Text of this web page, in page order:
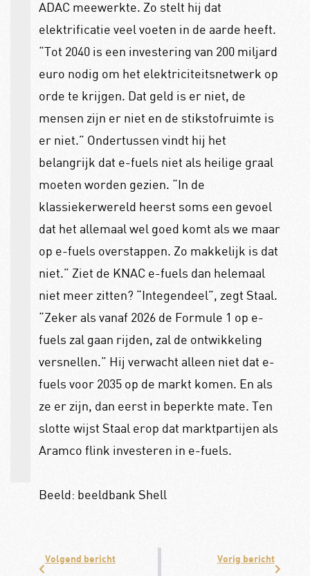
ADAC meewerkte. Zo stelt hij dat
elektrificatie veel voeten in de aarde heeft.
“Tot 2040 is een investering van 200 miljard
euro nodig om het elektriciteitsnetwerk op
orde te krijgen. Dat geld is er niet, de
mensen zijn er niet en de stikstofruimte is
er niet.” Ondertussen vindt hij het
belangrijk dat e-fuels niet als heilige graal
moeten worden gezien. “In de
klassiekerwereld heerst soms een gevoel
dat het allemaal wel goed komt als we maar
op e-fuels overstappen. Zo makkelijk is dat
niet.” Ziet de KNAC e-fuels dan helemaal
niet meer zitten? “Integendeel”, zegt Staal.
“Zeker als vanaf 2026 de Formule 1 op e-
fuels zal gaan rijden, zal de ontwikkeling
versnellen.” Hij verwacht alleen niet dat e-
fuels voor 2035 op de markt komen. En als
ze er zijn, dan eerst in beperkte mate. Ten
slotte wijst Staal erop dat marktpartijen als
Aramco flink investeren in e-fuels.
Beeld: beeldbank Shell
Volgend bericht Vorig bericht